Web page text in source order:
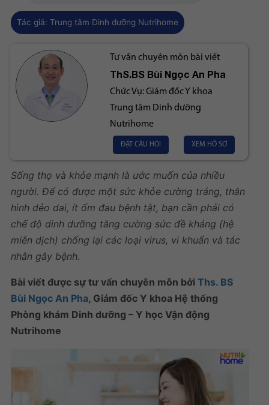
Tác giả: Trung tâm Dinh dưỡng Nutrihome
Tư vấn chuyên môn bài viết
ThS.BSBùi Ngọc An Pha
Chức Vụ:Giám đốc Y khoa
Trung tâm Dinh dưỡng
Nutrihome
ĐẶT CÂU HỎI XEM HỒ SƠ
Sống thọ và khỏe mạnh là ước muốn của nhiều
người. Để có được một sức khỏe cường tráng, thân
hình dẻo dai, ít ốm đau bệnh tật, bạn cần phải có
chế độ dinh dưỡng tăng cường sức đề kháng (hệ
miễn dịch) chống lại các loại virus, vi khuẩn và tác
nhân gây bệnh.
Bài viết được sự tư vấn chuyên môn bởi Ths. BS
Bùi Ngọc An Pha, Giám đốc Y khoa Hệ thống
Phòng khám Dinh dưỡng – Y học Vận động
Nutrihome